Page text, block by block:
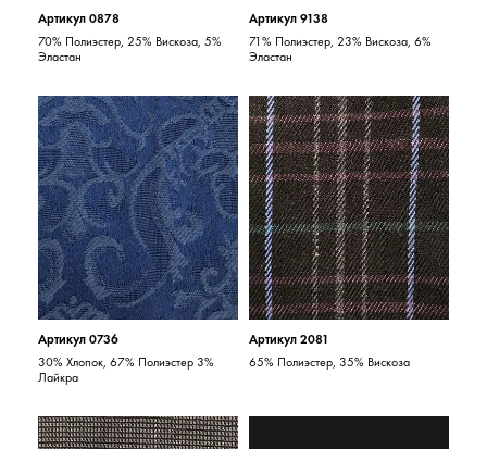
Артикул 0878
70% Полиэстер, 25% Вискоза, 5%
Эластан
Артикул 9138
71% Полиэстер, 23% Вискоза, 6%
Эластан
Артикул 0736
30% Хлопок, 67% Полиэстер 3%
Лайкра
Артикул 2081
65% Полиэстер, 35% Вискоза